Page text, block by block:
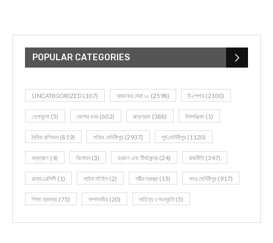
POPULAR CATEGORIES
UNCATEGORIZED (107) আজকের সেরা ১০ (2598) ই-পেপার (2100)
খেলাধূলো (5) জেলার খবর (602) ঝাড়গ্রাম (388) দিনপঞ্জিকা (1)
দৈনিক রাশিফল (819) পশ্চিম মেদিনীপুর (2937) পূর্ব মেদিনীপুর (1120)
বন্যপ্রাণ (4) বিনোদন(3) ভ্রমণ এবং তীর্থকেন্দ্র (24) রাজনীতি(347)
রান্না-রেসিপী (1) লাইফ স্টাইল (2) শরীর স্বাস্থ্য (15) শহর মেদিনীপুর (917)
শিক্ষা ব্যবস্থা (75) সম্পাদকীয় (20) সাহিত্য ও সংস্কৃতি(5)